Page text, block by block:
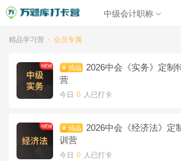
中级会计职称
精品学习营 · 会员专属
2026中会《实务》定制
营
今日 0 人已打卡
2026中会《经济法》定
训营
今日 0 人已打卡